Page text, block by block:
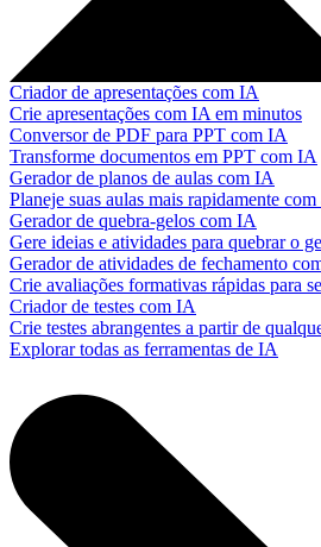
Criador de apresentações com IA
Crie apresentações com IA em minutos
Conversor de PDF para PPT com IA
Transforme documentos em PPT com IA
Gerador de planos de aulas com IA
Planeje suas aulas mais rapidamente
Gerador de quebra-gelos com IA
Gere ideias e atividades para quebrar o
Gerador de atividades de fechamento
Crie avaliações formativas rápidas para
Criador de testes com IA
Crie testes abrangentes a partir de
Explorar todas as ferramentas de IA